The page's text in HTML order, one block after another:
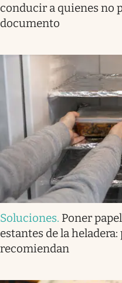
conducir a quienes no
documento
Soluciones. Poner
estantes de la
recomiendan